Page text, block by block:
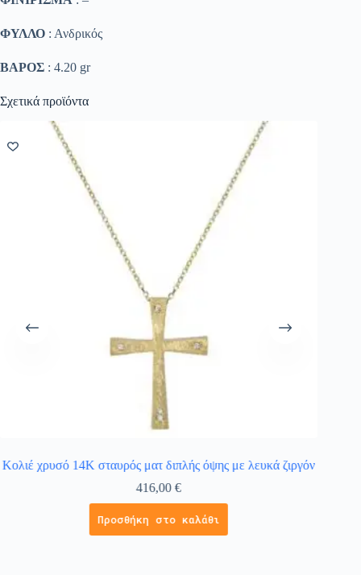
ΦΥΛΛΟ : Ανδρικός
ΒΑΡΟΣ : 4.20 gr
Σχετικά προϊόντα
Κολιέ χρυσό 14Κ σταυρός ματ διπλής όψης με λευκά ζιργόν
416,00€
Προσθήκη στο καλάθι